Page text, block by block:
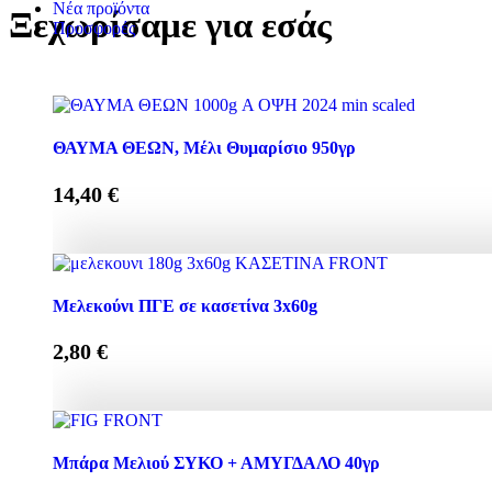
Ξεχωρίσαμε για εσάς
Νέα προϊόντα
Προσφορές
ΘΑΥΜΑ ΘΕΩΝ, Μέλι Θυμαρίσιο 950γρ
14,40 €
Μελεκούνι ΠΓΕ σε κασετίνα 3x60g
2,80 €
Μελεκούνι ΠΓΕ σε κασετίνα 3x60g ποσότητα
Μπάρα Μελιού ΣΥΚΟ + ΑΜΥΓΔΑΛΟ 40γρ